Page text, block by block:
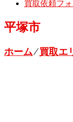
買取依頼フ
平塚市
ホーム⁄買取エ